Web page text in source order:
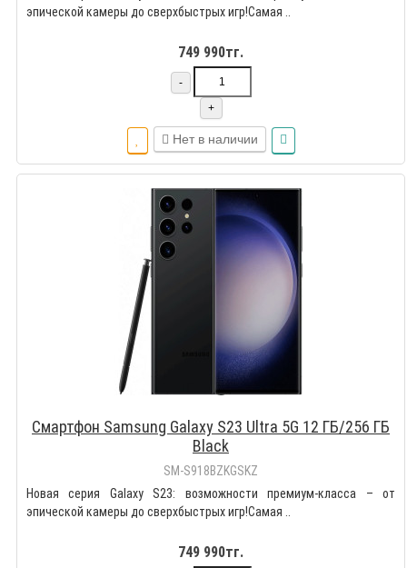
эпической камеры до сверхбыстрых игр!Самая ..
749 990тг.
-
+
Нет в наличии
Смартфон Samsung Galaxy S23 Ultra 5G 12 ГБ/256 ГБ
Black
SM-S918BZKGSKZ
Новая серия Galaxy S23: возможности премиум-класса – от
эпической камеры до сверхбыстрых игр!Самая ..
749 990тг.